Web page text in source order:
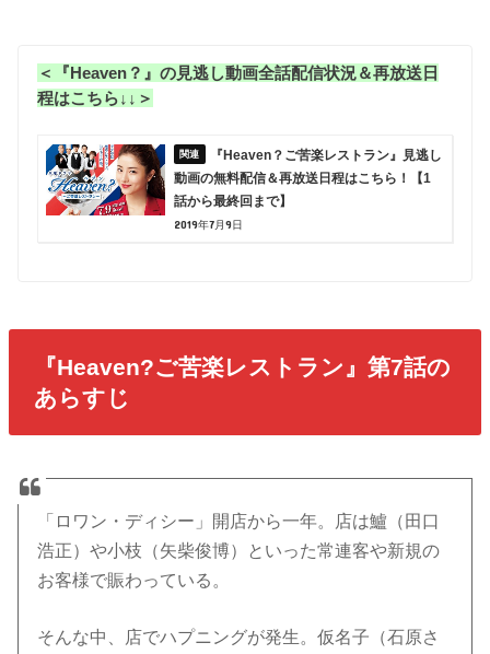
＜『Heaven？』の見逃し動画全話配信状況＆再放送日
程はこちら↓↓＞
『Heaven？ご苦楽レストラン』見逃し
動画の無料配信＆再放送日程はこちら！【1
話から最終回まで】
2019年7月9日
『Heaven?ご苦楽レストラン』第7話の
あらすじ
「ロワン・ディシー」開店から一年。店は鱸（田口
浩正）や小枝（矢柴俊博）といった常連客や新規の
お客様で賑わっている。
そんな中、店でハプニングが発生。仮名子（石原さ